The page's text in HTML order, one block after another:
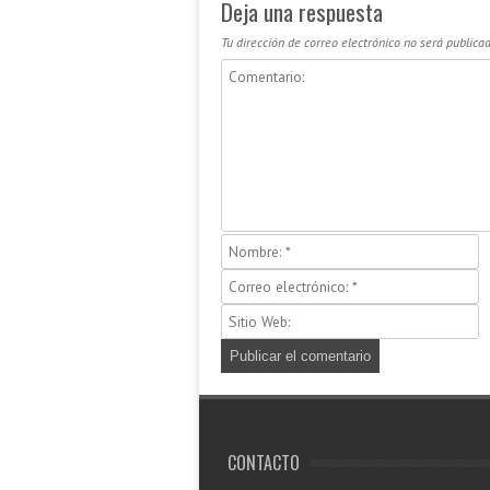
Deja una respuesta
Tu dirección de correo electrónico no será
CONTACTO